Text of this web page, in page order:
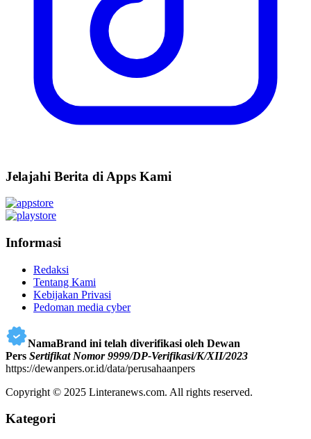
Jelajahi Berita di Apps Kami
Informasi
Redaksi
Tentang Kami
Kebijakan Privasi
Pedoman media cyber
NamaBrand ini telah diverifikasi oleh Dewan
Pers Sertifikat Nomor 9999/DP-Verifikasi/K/XII/2023
https://dewanpers.or.id/data/perusahaanpers
Copyright © 2025 Linteranews.com. All rights reserved.
Kategori